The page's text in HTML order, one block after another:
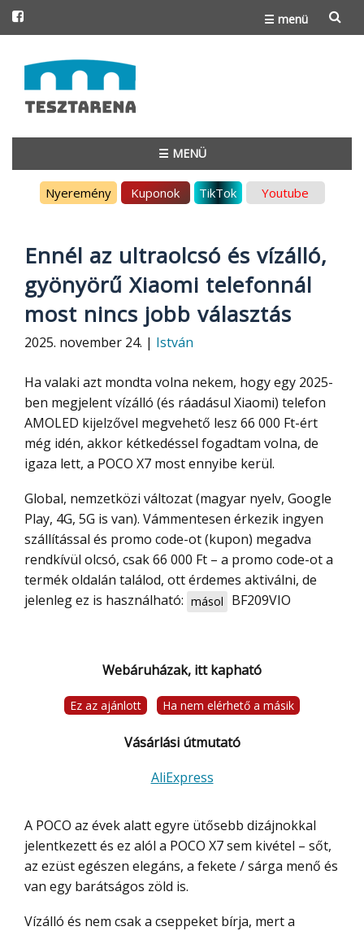
☰ menü
to
content
☰ MENÜ
Nyeremény Kuponok TikTok Youtube
Ennél az ultraolcsó és vízálló,
gyönyörű Xiaomi telefonnál
most nincs jobb választás
2025. november 24. | István
Ha valaki azt mondta volna nekem, hogy egy 2025-
ben megjelent vízálló (és ráadásul Xiaomi) telefon
AMOLED kijelzővel megvehető lesz 66 000 Ft-ért
még idén, akkor kétkedéssel fogadtam volna, de
igaza lett, a POCO X7 most ennyibe kerül.
Global, nemzetközi változat (magyar nyelv, Google
Play, 4G, 5G is van). Vámmentesen érkezik ingyen
szállítással és promo code-ot (kupon) megadva
rendkívül olcsó, csak 66 000 Ft – a promo code-ot a
termék oldalán találod, ott érdemes aktiválni, de
jelenleg ez is használható: másol BF209VIO
Webáruházak, itt kapható
Ez az ajánlott Ha nem elérhető a másik
Vásárlási útmutató
AliExpress
A POCO az évek alatt egyre ütősebb dizájnokkal
jelentkezett és ez alól a POCO X7 sem kivétel – sőt,
az ezüst egészen elegáns, a fekete / sárga menő és
van egy barátságos zöld is.
Vízálló és nem csak a cseppeket bírja, mert a